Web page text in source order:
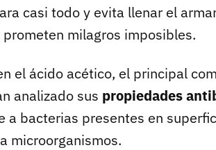
casi todo y evita llenar el
milagros imposibles.
el ácido acético, el principal
analizado sus propiedades
a bacterias presentes en
microorganismos.